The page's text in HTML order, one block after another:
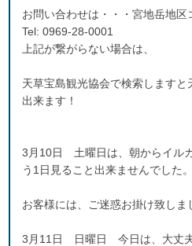
お問い合わせは・・・宮地岳地区
Tel: 0969-28-0001
上記が繋がらない場合は、
天草宝島観光協会で検索しますと
出来ます！
3月10日 土曜日は、朝からイル
う1日見ること出来ませんでした。
お客様には、ご迷惑お掛け致しま
3月11日 日曜日 今日は、大丈